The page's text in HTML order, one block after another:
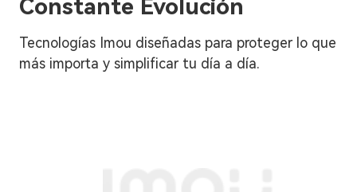
Constante Evolución
Tecnologías Imou diseñadas para proteger lo que
más importa y simplificar tu día a día.